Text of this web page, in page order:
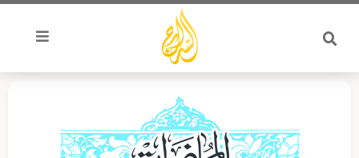
تخطي
المحتوى